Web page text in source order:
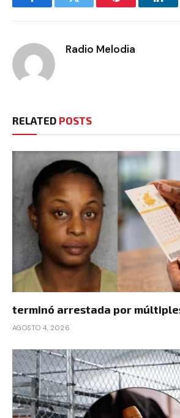
FacebookTwitter Pinterest
Radio Melodia
RELATED POSTS
terminó arrestada por
AGOSTO 4, 2026